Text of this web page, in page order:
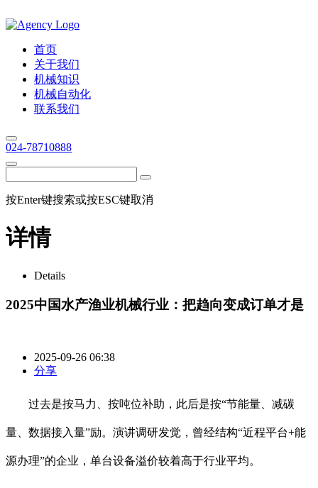
首页
关于我们
机械知识
机械自动化
联系我们
024-78710888
按Enter键搜索或按ESC键取消
详情
Details
2025中国水产渔业机械行业：把趋向变成订单才是
2025-09-26 06:38
分享
过去是按马力、按吨位补助，此后是按“节能量、减碳
量、数据接入量”励。演讲调研发觉，曾经结构“近程平台+能
源办理”的企业，单台设备溢价较着高于行业平均。